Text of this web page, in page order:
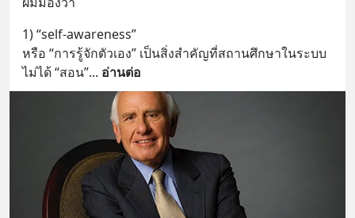
1) “self-awareness”
หรือ “การรู้จักตัวเอง” เป็นสิ่งสำคัญที่สถานศึกษาในระบบ
ไม่ได้ “สอน”... อ่านต่อ